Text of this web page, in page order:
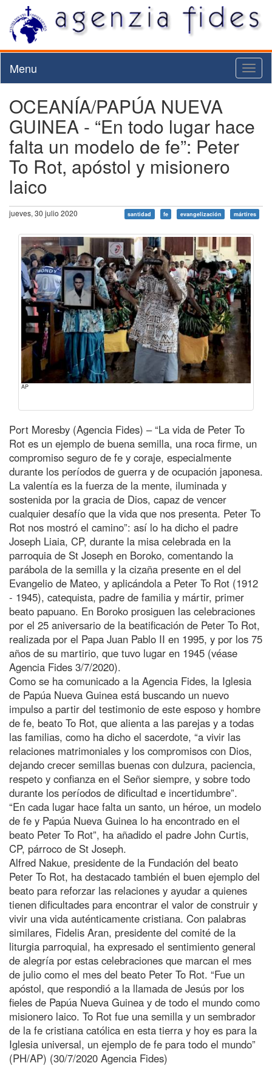
Menu
OCEANÍA/PAPÚA NUEVA
GUINEA - “En todo lugar hace
falta un modelo de fe”: Peter
To Rot, apóstol y misionero
laico
jueves, 30 julio 2020 santidad fe evangelización mártires
AP
Port Moresby (Agencia Fides) – “La vida de Peter To
Rot es un ejemplo de buena semilla, una roca firme, un
compromiso seguro de fe y coraje, especialmente
durante los períodos de guerra y de ocupación japonesa.
La valentía es la fuerza de la mente, iluminada y
sostenida por la gracia de Dios, capaz de vencer
cualquier desafío que la vida que nos presenta. Peter To
Rot nos mostró el camino”: así lo ha dicho el padre
Joseph Liaia, CP, durante la misa celebrada en la
parroquia de St Joseph en Boroko, comentando la
parábola de la semilla y la cizaña presente en el del
Evangelio de Mateo, y aplicándola a Peter To Rot (1912
- 1945), catequista, padre de familia y mártir, primer
beato papuano. En Boroko prosiguen las celebraciones
por el 25 aniversario de la beatificación de Peter To Rot,
realizada por el Papa Juan Pablo II en 1995, y por los 75
años de su martirio, que tuvo lugar en 1945 (véase
Agencia Fides 3/7/2020).
Como se ha comunicado a la Agencia Fides, la Iglesia
de Papúa Nueva Guinea está buscando un nuevo
impulso a partir del testimonio de este esposo y hombre
de fe, beato To Rot, que alienta a las parejas y a todas
las familias, como ha dicho el sacerdote, “a vivir las
relaciones matrimoniales y los compromisos con Dios,
dejando crecer semillas buenas con dulzura, paciencia,
respeto y confianza en el Señor siempre, y sobre todo
durante los períodos de dificultad e incertidumbre”.
“En cada lugar hace falta un santo, un héroe, un modelo
de fe y Papúa Nueva Guinea lo ha encontrado en el
beato Peter To Rot”, ha añadido el padre John Curtis,
CP, párroco de St Joseph.
Alfred Nakue, presidente de la Fundación del beato
Peter To Rot, ha destacado también el buen ejemplo del
beato para reforzar las relaciones y ayudar a quienes
tienen dificultades para encontrar el valor de construir y
vivir una vida auténticamente cristiana. Con palabras
similares, Fidelis Aran, presidente del comité de la
liturgia parroquial, ha expresado el sentimiento general
de alegría por estas celebraciones que marcan el mes
de julio como el mes del beato Peter To Rot. “Fue un
apóstol, que respondió a la llamada de Jesús por los
fieles de Papúa Nueva Guinea y de todo el mundo como
misionero laico. To Rot fue una semilla y un sembrador
de la fe cristiana católica en esta tierra y hoy es para la
Iglesia universal, un ejemplo de fe para todo el mundo”
(PH/AP) (30/7/2020 Agencia Fides)